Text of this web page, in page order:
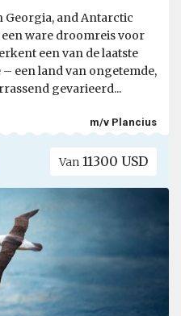
Georgia, and Antarctic
ware droomreis voor
een van de laatste
een land van ongetemde,
gevarieerd...
m/v Plancius
Van 11300 USD